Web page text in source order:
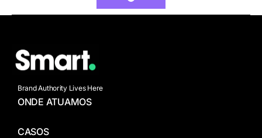
Brand Authority Lives Here
ONDE ATUAMOS
CASOS